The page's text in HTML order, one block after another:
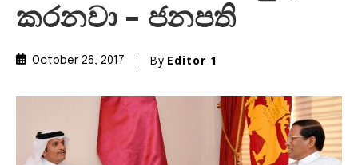
කරනවා – ජනපති
October 26, 2017 By Editor 1